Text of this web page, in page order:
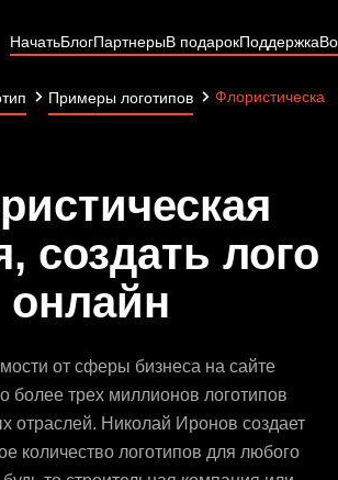
НачатьБлогПартнерыВ подарокПоддержка
Примеры логотипов Флористическая
создать лого
онлайн
от сферы бизнеса на сайте
более трех миллионов логотипов
отраслей. Николай Иронов создает
количество логотипов для любого